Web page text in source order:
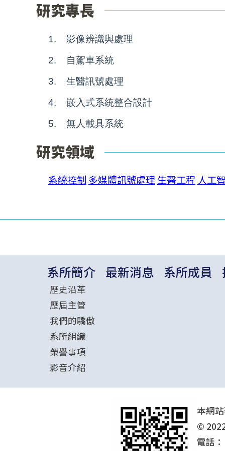
研究專長
1. 影像辨識與處理
2. 自駕車系統
3. 生醫訊號處理
4. 嵌入式系統整合設計
5. 無人載具系統
研究領域
系統控制 多媒體訊號處理生醫工程 人工
系所簡介
歷史沿革
歷屆主管
我們的驕傲
系所組織
榮譽事項
影音介紹
最新消息 系所成員
本網
©
電話